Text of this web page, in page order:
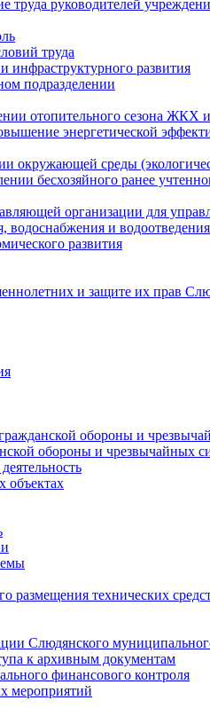
труда руководителей
труда
инфраструктурного развития
подразделении
отопительного сезона ЖКХ
энергетической
окружающей среды
бесхозяйного ранее
организации для
водоснабжения и водоотведения
развития
и защите их прав
обороны и
обороны и чрезвычайных
объектах
размещения технических
Слюдянского
к архивным документам
финансового контроля
мероприятий